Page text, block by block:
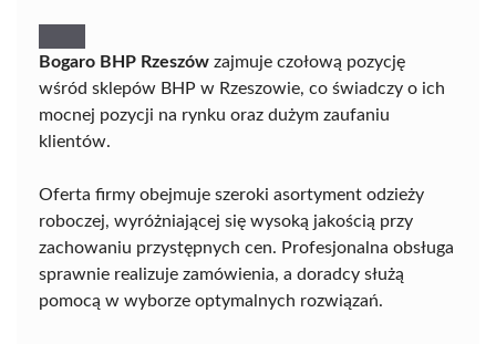
Bogaro BHP Rzeszów zajmuje czołową pozycję
wśród sklepów BHP w Rzeszowie, co świadczy o ich
mocnej pozycji na rynku oraz dużym zaufaniu
klientów.
Oferta firmy obejmuje szeroki asortyment odzieży
roboczej, wyróżniającej się wysoką jakością przy
zachowaniu przystępnych cen. Profesjonalna obsługa
sprawnie realizuje zamówienia, a doradcy służą
pomocą w wyborze optymalnych rozwiązań.